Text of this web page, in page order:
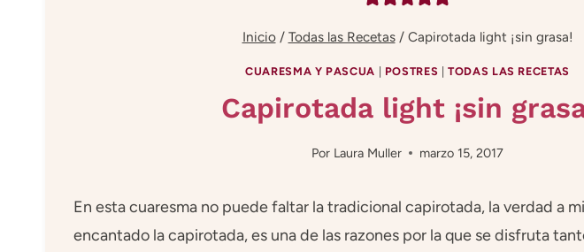
Inicio / Todas las Recetas / Capirotada light ¡sin grasa!
CUARESMA Y PASCUA POSTRES |TODAS LAS RECETAS
Capirotada light ¡sin
Por Laura Muller marzo 15, 2017
En esta cuaresma no puede faltar la tradicional capirotada, la verdad a
encantado la capirotada, es una de las razones por la que se disfruta